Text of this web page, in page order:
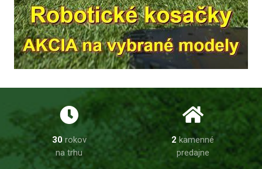
30rokov
na trhu
2 kamenné
predajne